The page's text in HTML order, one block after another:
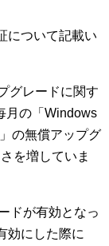
について記載い
グレードに関す
月の「Windows
の無償アップグ
を増していま
ドが有効となっ
効にした際に